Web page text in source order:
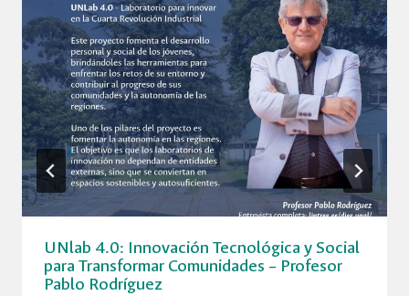
UNlab 4.0: Innovación Tecnológica y Social
para Transformar Comunidades – Profesor
Pablo Rodríguez